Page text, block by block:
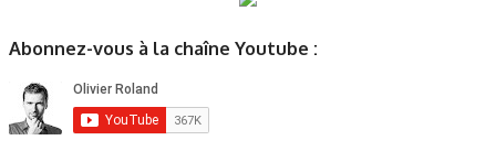
Abonnez-vous à la chaîne Youtube :